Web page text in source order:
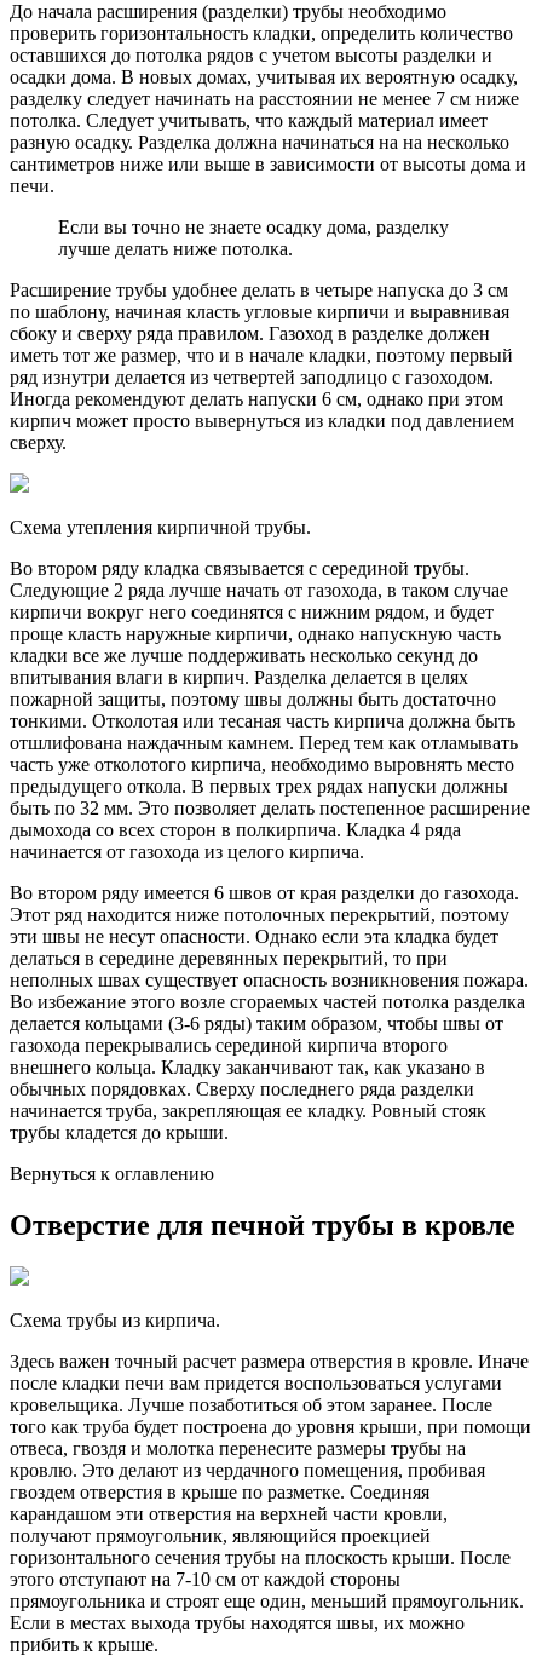
До начала расширения (разделки) трубы необходимо
проверить горизонтальность кладки, определить количество
оставшихся до потолка рядов с учетом высоты разделки и
осадки дома. В новых домах, учитывая их вероятную осадку,
разделку следует начинать на расстоянии не менее 7 см ниже
потолка. Следует учитывать, что каждый материал имеет
разную осадку. Разделка должна начинаться на на несколько
сантиметров ниже или выше в зависимости от высоты дома и
печи.
Если вы точно не знаете осадку дома, разделку
лучше делать ниже потолка.
Расширение трубы удобнее делать в четыре напуска до 3 см
по шаблону, начиная класть угловые кирпичи и выравнивая
сбоку и сверху ряда правилом. Газоход в разделке должен
иметь тот же размер, что и в начале кладки, поэтому первый
ряд изнутри делается из четвертей заподлицо с газоходом.
Иногда рекомендуют делать напуски 6 см, однако при этом
кирпич может просто вывернуться из кладки под давлением
сверху.
Схема утепления кирпичной трубы.
Во втором ряду кладка связывается с серединой трубы.
Следующие 2 ряда лучше начать от газохода, в таком случае
кирпичи вокруг него соединятся с нижним рядом, и будет
проще класть наружные кирпичи, однако напускную часть
кладки все же лучше поддерживать несколько секунд до
впитывания влаги в кирпич. Разделка делается в целях
пожарной защиты, поэтому швы должны быть достаточно
тонкими. Отколотая или тесаная часть кирпича должна быть
отшлифована наждачным камнем. Перед тем как отламывать
часть уже отколотого кирпича, необходимо выровнять место
предыдущего откола. В первых трех рядах напуски должны
быть по 32 мм. Это позволяет делать постепенное расширение
дымохода со всех сторон в полкирпича. Кладка 4 ряда
начинается от газохода из целого кирпича.
Во втором ряду имеется 6 швов от края разделки до газохода.
Этот ряд находится ниже потолочных перекрытий, поэтому
эти швы не несут опасности. Однако если эта кладка будет
делаться в середине деревянных перекрытий, то при
неполных швах существует опасность возникновения пожара.
Во избежание этого возле сгораемых частей потолка разделка
делается кольцами (3-6 ряды) таким образом, чтобы швы от
газохода перекрывались серединой кирпича второго
внешнего кольца. Кладку заканчивают так, как указано в
обычных порядовках. Сверху последнего ряда разделки
начинается труба, закрепляющая ее кладку. Ровный стояк
трубы кладется до крыши.
Вернуться к оглавлению
Отверстие для печной трубы в кровле
Схема трубы из кирпича.
Здесь важен точный расчет размера отверстия в кровле. Иначе
после кладки печи вам придется воспользоваться услугами
кровельщика. Лучше позаботиться об этом заранее. После
того как труба будет построена до уровня крыши, при помощи
отвеса, гвоздя и молотка перенесите размеры трубы на
кровлю. Это делают из чердачного помещения, пробивая
гвоздем отверстия в крыше по разметке. Соединяя
карандашом эти отверстия на верхней части кровли,
получают прямоугольник, являющийся проекцией
горизонтального сечения трубы на плоскость крыши. После
этого отступают на 7-10 см от каждой стороны
прямоугольника и строят еще один, меньший прямоугольник.
Если в местах выхода трубы находятся швы, их можно
прибить к крыше.